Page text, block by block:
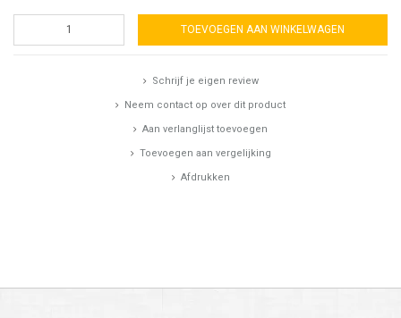
TOEVOEGEN AAN WINKELWAGEN
Schrijf je eigen review
Neem contact op over dit product
Aan verlanglijst toevoegen
Toevoegen aan vergelijking
Afdrukken